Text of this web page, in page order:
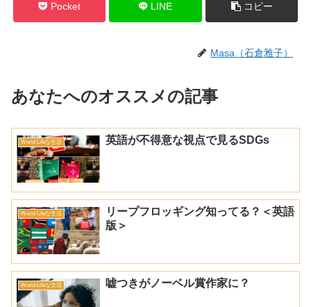
Pocket LINE コピー
Masa（石倉雅子）
あなたへのオススメの記事
World Lifeな生活 英語が不得意な視点で見るSDGs
World Lifeな生活
リープフロッギング知ってる？＜英語
版＞
World Lifeな生活 嘘つきがノーベル賞作家に？